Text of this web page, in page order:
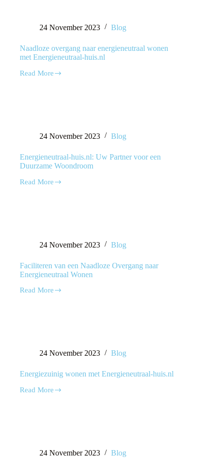
24 November 2023 Blog
Naadloze overgang naar energieneutraal wonen
met Energieneutraal-huis.nl
Read More
24 November 2023 Blog
Energieneutraal-huis.nl: Uw Partner voor een
Duurzame Woondroom
Read More
24 November 2023 Blog
Faciliteren van een Naadloze Overgang naar
Energieneutraal Wonen
Read More
24 November 2023 Blog
Energiezuinig wonen met Energieneutraal-huis.nl
Read More
24 November 2023 Blog